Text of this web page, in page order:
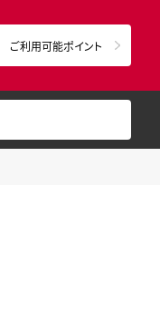
ご利用可能ポイント